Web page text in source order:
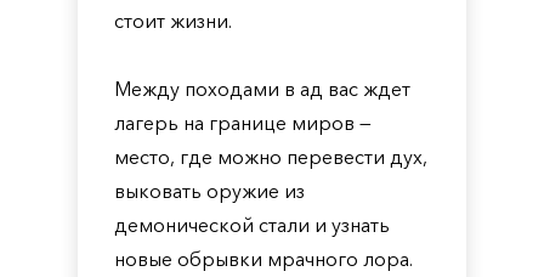
стоит жизни.
Между походами в ад вас ждет
лагерь на границе миров —
место, где можно перевести дух,
выковать оружие из
демонической стали и узнать
новые обрывки мрачного лора.